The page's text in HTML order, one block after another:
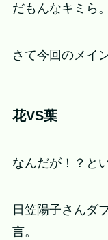
だもんなキミら。
さて今回のメイ
花VS葉
なんだが！？と
日笠陽子さんダ
言。